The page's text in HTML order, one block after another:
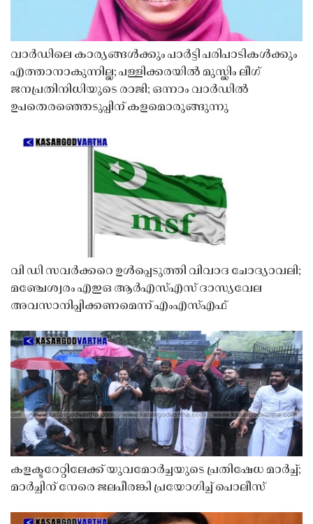
വാർഡിലെ കാര്യങ്ങൾക്കും പാർട്ടി പരിപാടികൾക്കും
എത്താനാകുന്നില്ല; പള്ളിക്കരയിൽ മുസ്ലിം ലീഗ്
ജനപ്രതിനിധിയുടെ രാജി; ഒന്നാം വാർഡിൽ
ഉപതെരഞ്ഞെടുപ്പിന് കളമൊരുങ്ങുന്നു
വി ഡി സവർക്കറെ ഉൾപ്പെടുത്തി വിവാദ ചോദ്യാവലി;
മഞ്ചേശ്വരം എഇഒ ആർഎസ്എസ് ദാസ്യവേല
അവസാനിപ്പിക്കണമെന്ന് എംഎസ്എഫ്
കളക്ടറേറ്റിലേക്ക് യുവമോർച്ചയുടെ പ്രതിഷേധ മാർച്ച്;
മാർച്ചിന് നേരെ ജലപീരങ്കി പ്രയോഗിച്ച് പൊലീസ്